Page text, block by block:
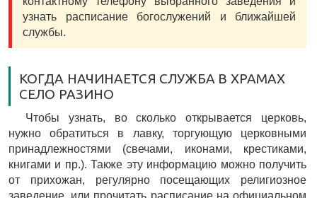
узнать расписание богослужений и ближайшей
службы.
КОГДА НАЧИНАЕТСЯ СЛУЖБА В ХРАМАХ
СЕЛО РАЗИНО
Чтобы узнать, во сколько открывается церковь,
нужно обратиться в лавку, торгующую церковными
принадлежностями (свечами, иконами, крестиками,
книгами и пр.). Также эту информацию можно получить
от прихожан, регулярно посещающих религиозное
заведение, или прочитать расписание на официальном